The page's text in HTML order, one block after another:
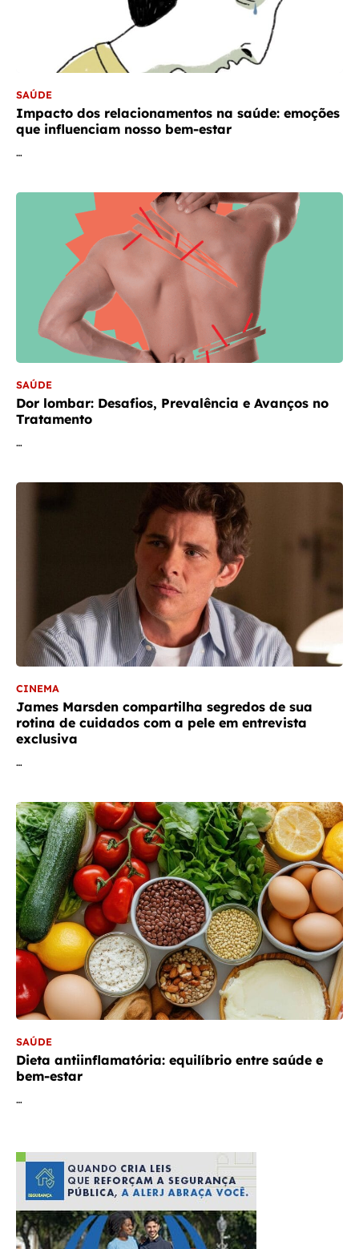
SAÚDE
Impacto dos relacionamentos na saúde: emoções
que influenciam nosso bem-estar
…
SAÚDE
Dor lombar: Desafios, Prevalência e Avanços no
Tratamento
…
CINEMA
James Marsden compartilha segredos de sua
rotina de cuidados com a pele em entrevista
exclusiva
…
SAÚDE
Dieta antiinflamatória: equilíbrio entre saúde e
bem-estar
…